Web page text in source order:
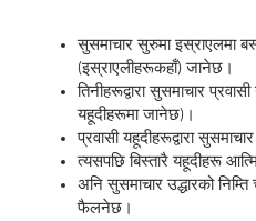
सुसमाचार सुरुमा इस्राएलमा
(इस्राएलीहरूकहाँ) जानेछ।
तिनीहरूद्वारा सुसमाचार
यहूदीहरूमा जानेछ)।
प्रवासी यहूदीहरूद्वारा
त्यसपछि बिस्तारै यहूदीहरू
अनि सुसमाचार उद्धारको
फैलनेछ।